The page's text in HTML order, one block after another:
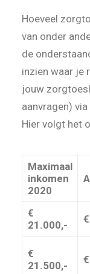
Hoeveel
van onder
de
inzien waar je
jouw
aanvragen)
Hier volgt het
Maximaal
inkomen
2020
€
21.000,-
€
21.500,-